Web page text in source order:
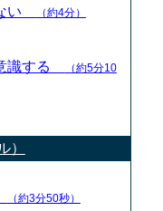
い （約4分）
識する
（約5分10
）
（約3分50秒）